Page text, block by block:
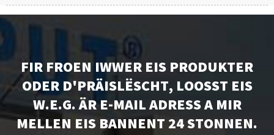
FIR FROEN IWWER EIS PRODUKTER
ODER D'PRÄISLËSCHT, LOOSST EIS
W.E.G. ÄR E-MAIL ADRESS A MIR
MELLEN EIS BANNENT 24 STONNEN.